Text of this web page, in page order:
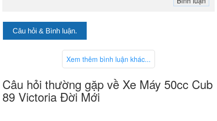
Câu hỏi & Bình luận.
Xem thêm bình luận khác...
Câu hỏi thường gặp về Xe Máy 50cc Cub
89 Victoria Đời Mới